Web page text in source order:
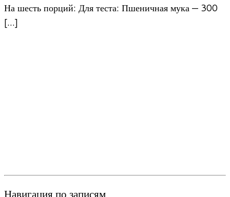
На шесть порций: Для теста: Пшеничная мука — 300
[…]
Навигация по записям